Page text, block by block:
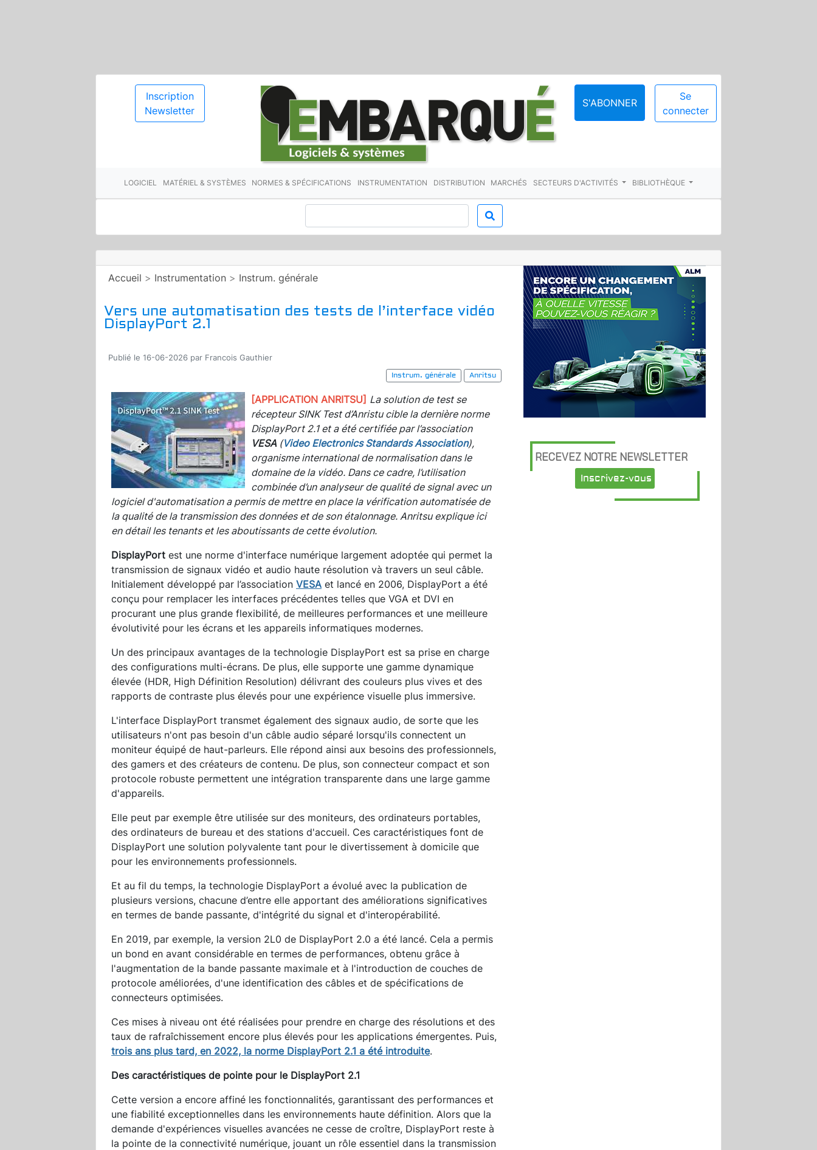
Inscription
Newsletter
S'ABONNER
Se
connecter
LOGICIEL MATÉRIEL & SYSTÈMES NORMES & SPÉCIFICATIONS INSTRUMENTATION DISTRIBUTION MARCHÉS SECTEURS D'ACTIVITÉS BIBLIOTHÈQUE
Accueil > Instrumentation > Instrum. générale
Vers une automatisation des tests de l’interface vidéo
DisplayPort 2.1
Publié le 16-06-2026 par Francois Gauthier
Instrum. générale
Anritsu
[APPLICATION ANRITSU] La solution de test se
récepteur SINK Test d’Anristu cible la dernière norme
DisplayPort 2.1 et a été certifiée par l’association
VESA (Video Electronics Standards Association),
organisme international de normalisation dans le
domaine de la vidéo. Dans ce cadre, l’utilisation
combinée d’un analyseur de qualité de signal avec un
logiciel d'automatisation a permis de mettre en place la vérification automatisée de
la qualité de la transmission des données et de son étalonnage. Anritsu explique ici
en détail les tenants et les aboutissants de cette évolution.
DisplayPort est une norme d'interface numérique largement adoptée qui permet la
transmission de signaux vidéo et audio haute résolution và travers un seul câble.
Initialement développé par l’association VESA et lancé en 2006, DisplayPort a été
conçu pour remplacer les interfaces précédentes telles que VGA et DVI en
procurant une plus grande flexibilité, de meilleures performances et une meilleure
évolutivité pour les écrans et les appareils informatiques modernes.
Un des principaux avantages de la technologie DisplayPort est sa prise en charge
des configurations multi-écrans. De plus, elle supporte une gamme dynamique
élevée (HDR, High Définition Resolution) délivrant des couleurs plus vives et des
rapports de contraste plus élevés pour une expérience visuelle plus immersive.
L'interface DisplayPort transmet également des signaux audio, de sorte que les
utilisateurs n'ont pas besoin d'un câble audio séparé lorsqu'ils connectent un
moniteur équipé de haut-parleurs. Elle répond ainsi aux besoins des professionnels,
des gamers et des créateurs de contenu. De plus, son connecteur compact et son
protocole robuste permettent une intégration transparente dans une large gamme
d'appareils.
Elle peut par exemple être utilisée sur des moniteurs, des ordinateurs portables,
des ordinateurs de bureau et des stations d'accueil. Ces caractéristiques font de
DisplayPort une solution polyvalente tant pour le divertissement à domicile que
pour les environnements professionnels.
Et au fil du temps, la technologie DisplayPort a évolué avec la publication de
plusieurs versions, chacune d’entre elle apportant des améliorations significatives
en termes de bande passante, d'intégrité du signal et d'interopérabilité.
En 2019, par exemple, la version 2L0 de DisplayPort 2.0 a été lancé. Cela a permis
un bond en avant considérable en termes de performances, obtenu grâce à
l'augmentation de la bande passante maximale et à l'introduction de couches de
protocole améliorées, d'une identification des câbles et de spécifications de
connecteurs optimisées.
Ces mises à niveau ont été réalisées pour prendre en charge des résolutions et des
taux de rafraîchissement encore plus élevés pour les applications émergentes. Puis,
trois ans plus tard, en 2022, la norme DisplayPort 2.1 a été introduite.
Des caractéristiques de pointe pour le DisplayPort 2.1
Cette version a encore affiné les fonctionnalités, garantissant des performances et
une fiabilité exceptionnelles dans les environnements haute définition. Alors que la
demande d'expériences visuelles avancées ne cesse de croître, DisplayPort reste à
la pointe de la connectivité numérique, jouant un rôle essentiel dans la transmission
RECEVEZ NOTRE NEWSLETTER
Inscrivez-vous